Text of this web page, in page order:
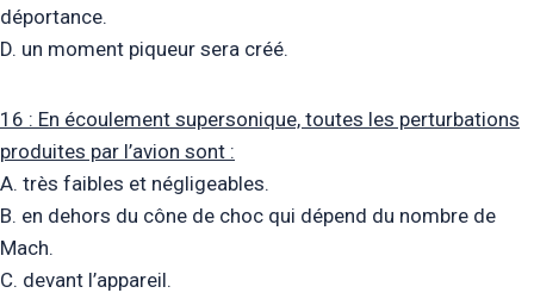
déportance.
D. un moment piqueur sera créé.
16 : En écoulement supersonique, toutes les perturbations
produites par l’avion sont :
A. très faibles et négligeables.
B. en dehors du cône de choc qui dépend du nombre de
Mach.
C. devant l’appareil.